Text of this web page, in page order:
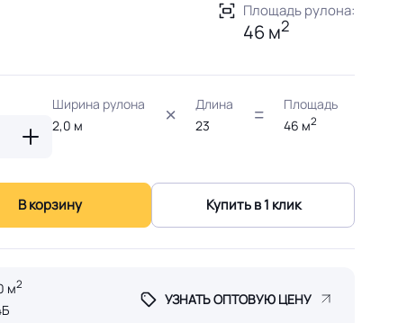
Площадь рулона:
46 м2
Ширина рулона
2,0 м
Длина
23
Площадь
46 м2
В корзину Купить в 1 клик
м2
УЗНАТЬ ОПТОВУЮ ЦЕНУ